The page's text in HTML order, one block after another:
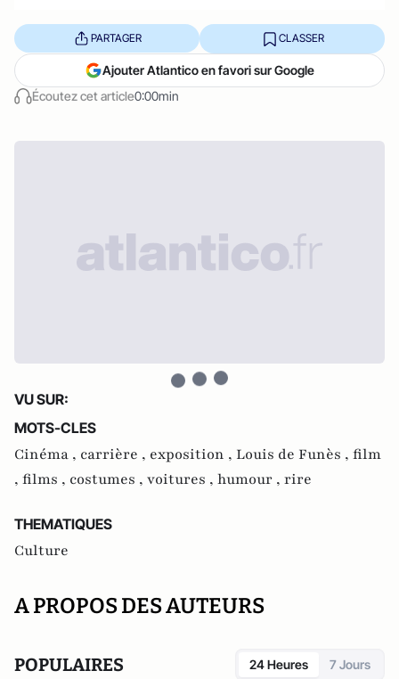
Écoutez cet article0:00min
PARTAGER CLASSER
Ajouter Atlantico en favori sur Google
VU SUR:
MOTS-CLES
Cinéma , carrière , exposition , Louis de Funès , film
, films , costumes , voitures , humour , rire
THEMATIQUES
Culture
A PROPOS DES AUTEURS
POPULAIRES 24 Heures 7 Jours